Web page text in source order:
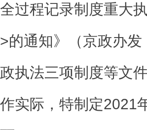
过程记录制度重大
的通知》（京政办
执法三项制度等文
实际，特制定2021